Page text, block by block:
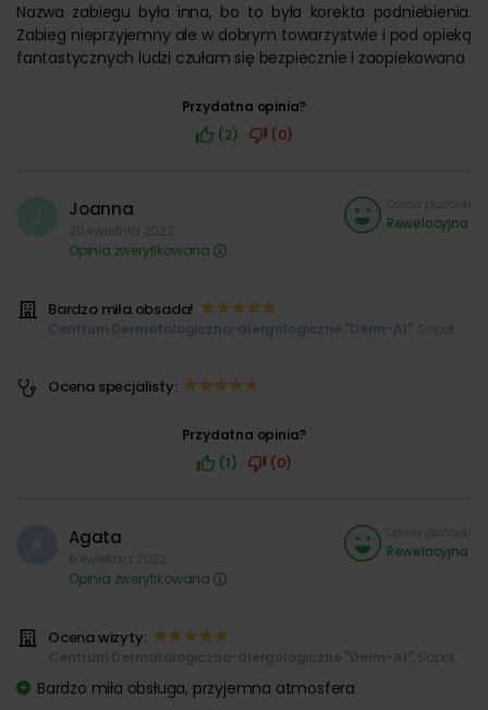
Nazwa zabiegu była inna, bo to była korekta podniebienia.
Zabieg nieprzyjemny ale w dobrym towarzystwie i pod opieką
fantastycznych ludzi czułam się bezpiecznie i zaopiekowana
Przydatna opinia?
(2)
(0)
Joanna
Opinia zweryfikowana
Rewelacyjna
Bardzo miła obsada!
Ocena specjalisty:
Przydatna opinia?
(1)
(0)
Agata
Opinia zweryfikowana
Rewelacyjna
Ocena wizyty:
Bardzo miła obsługa, przyjemna atmosfera